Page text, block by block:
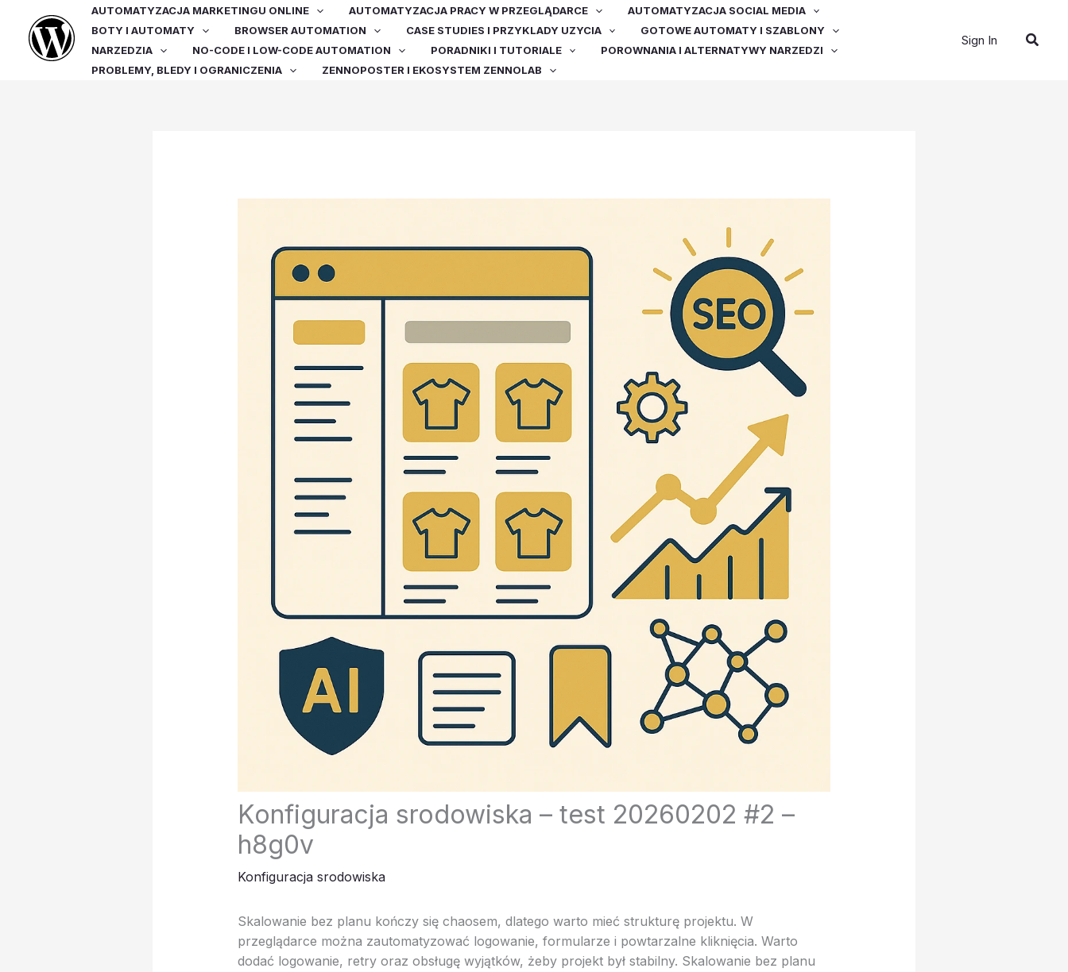
treści
AUTOMATYZACJA MARKETINGU ONLINE AUTOMATYZACJA PRACY W PRZEGLĄDARCE
AUTOMATYZACJA SOCIAL MEDIA
BOTY I AUTOMATY
BROWSER AUTOMATION CASE STUDIES I PRZYKLADY UZYCIA
GOTOWE AUTOMATY I SZABLONY
NARZEDZIA
NO-CODE I LOW-CODE AUTOMATION PORADNIKI I TUTORIALE
POROWNANIA I ALTERNATYWY NARZEDZI
PROBLEMY, BLEDY I OGRANICZENIA
ZENNOPOSTER I EKOSYSTEM ZENNOLAB
Sign In Szukaj
Konfiguracja srodowiska – test 20260202 #2 –
h8g0v
Konfiguracja srodowiska
Skalowanie bez planu kończy się chaosem, dlatego warto mieć strukturę projektu. W
przeglądarce można zautomatyzować logowanie, formularze i powtarzalne kliknięcia. Warto
dodać logowanie, retry oraz obsługę wyjątków, żeby projekt był stabilny. Skalowanie bez planu